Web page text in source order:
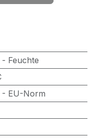
Feuchte
- EU-Norm